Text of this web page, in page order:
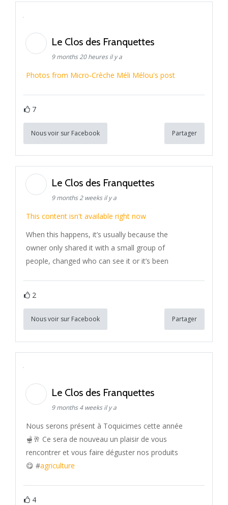
Le Clos des Franquettes
9 months 20 heures il y a
Photos from Micro-Crèche Méli Mélou's post
7
Nous voir sur Facebook Partager
Le Clos des Franquettes
9 months 2 weeks il y a
This content isn't available right now
When this happens, it’s usually because the
owner only shared it with a small group of
people, changed who can see it or it’s been
2
Nous voir sur Facebook Partager
Le Clos des Franquettes
9 months 4 weeks il y a
Nous serons présent à Toquicimes cette année
🫕🥂 Ce sera de nouveau un plaisir de vous
rencontrer et vous faire déguster nos produits
😋 #agriculture
4